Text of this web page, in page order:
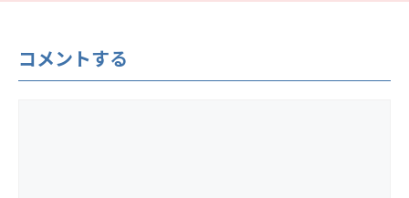
コメントする